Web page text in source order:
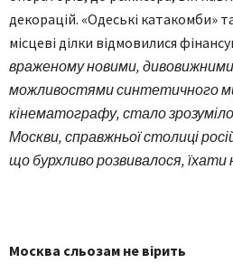
декорацій. «Одеські катакомби»
місцеві ділки відмовилися
враженому новими,
можливостями синтетичного
кінематографу, стало
Москви, справжньої столиці
що бурхливо розвивалося, їхати
Москва сльозам не вірить